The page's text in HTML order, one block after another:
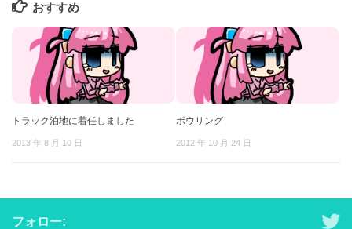
おすすめ
トラック泊地に着任しました
2013 年 8 月 10 日
ボウリング
2012 年 10 月 24 日
フォロー: